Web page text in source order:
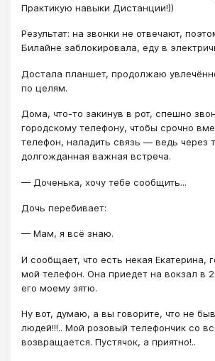
Практикую навыки Дистанции!))
Результат: на звонки не отвечают,
Билайне заблокировала, еду в
Достала планшет, продолжаю
по целям.
Дома, что-то закинув в рот, спешно
городскому телефону, чтобы срочно
телефон, наладить связь — ведь через
долгожданная важная встреча.
— Доченька, хочу тебе сообщить...
Дочь перебивает:
— Мам, я всё знаю.
И сообщает, что есть некая Екатерина,
мой телефон. Она приедет на вокзал в
его моему зятю.
Ну вот, думаю, а вы говорите, что не
людей!!!.. Мой розовый телефончик со
возвращается. Пустячок, а приятно!..